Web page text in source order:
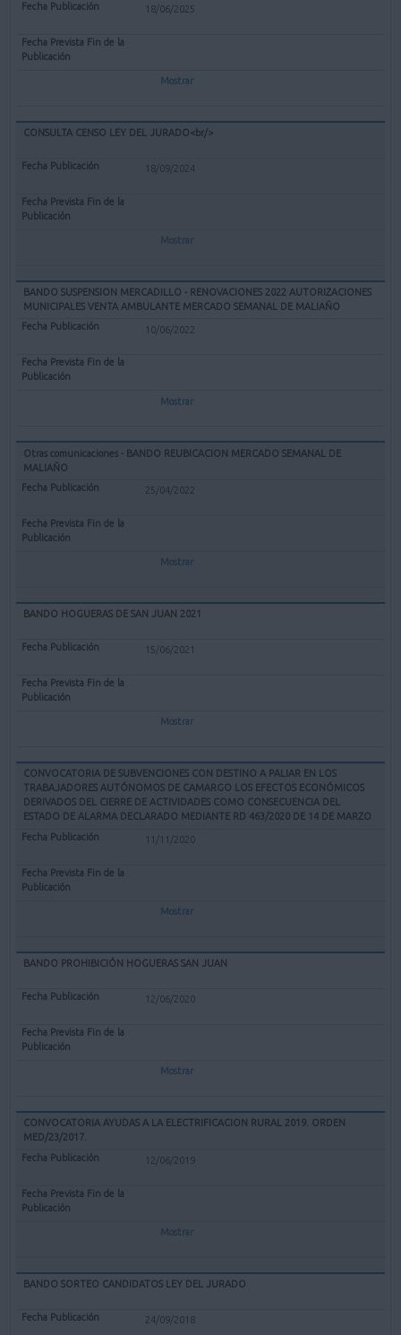
18/06/2025
Mostrar
CONSULTA CENSO LEY DEL JURADO<br/>
18/09/2024
Mostrar
BANDO SUSPENSION MERCADILLO - RENOVACIONES 2022 AUTORIZACIONES
MUNICIPALES VENTA AMBULANTE MERCADO SEMANAL DE MALIAÑO
10/06/2022
Mostrar
Otras comunicaciones - BANDO REUBICACION MERCADO SEMANAL DE
MALIAÑO
25/04/2022
Mostrar
BANDO HOGUERAS DE SAN JUAN 2021
15/06/2021
Mostrar
CONVOCATORIA DE SUBVENCIONES CON DESTINO A PALIAR EN LOS
TRABAJADORES AUTÓNOMOS DE CAMARGO LOS EFECTOS ECONÓMICOS
DERIVADOS DEL CIERRE DE ACTIVIDADES COMO CONSECUENCIA DEL
ESTADO DE ALARMA DECLARADO MEDIANTE RD 463/2020 DE 14 DE MARZO
11/11/2020
Mostrar
BANDO PROHIBICIÓN HOGUERAS SAN JUAN
12/06/2020
Mostrar
CONVOCATORIA AYUDAS A LA ELECTRIFICACION RURAL 2019. ORDEN
MED/23/2017.
12/06/2019
Mostrar
BANDO SORTEO CANDIDATOS LEY DEL JURADO
24/09/2018